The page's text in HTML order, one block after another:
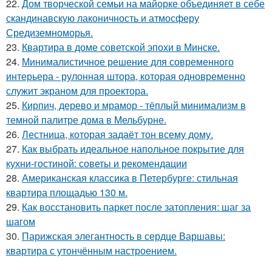
22. Дом творческой семьи на майорке объединяет в себе
скандинавскую лаконичность и атмосферу
Средиземноморья.
23. Квартира в доме советской эпохи в Минске.
24. Минималистичное решение для современного
интерьера - рулонная штора, которая одновременно
служит экраном для проектора.
25. Кирпич, дерево и мрамор - тёплый минимализм в
темной палитре дома в Мельбурне.
26. Лестница, которая задаёт тон всему дому.
27. Как выбрать идеальное напольное покрытие для
кухни-гостиной: советы и рекомендации
28. Американская классика в Петербурге: стильная
квартира площадью 130 м.
29. Как восстановить паркет после затопления: шаг за
шагом
30. Парижская элегантность в сердце Варшавы:
квартира с утончённым настроением.